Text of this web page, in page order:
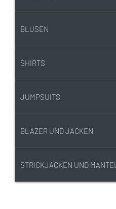
BLUSEN
SHIRTS
JUMPSUITS
BLAZER UND JACKEN
STRICKJACKEN UND MÄNTEL